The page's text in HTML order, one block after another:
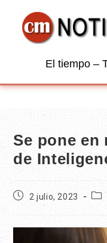
El tiempo –
Se pone en
de
2 julio, 2023